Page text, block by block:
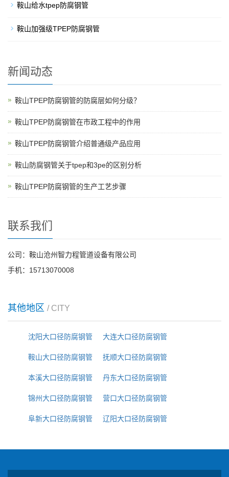
鞍山给水tpep防腐钢管
鞍山加强级TPEP防腐钢管
新闻动态
鞍山TPEP防腐钢管的防腐层如何分级？
鞍山TPEP防腐钢管在市政工程中的作用
鞍山TPEP防腐钢管介绍普通级产品应用
鞍山防腐钢管关于tpep和3pe的区别分析
鞍山TPEP防腐钢管的生产工艺步骤
联系我们
公司：鞍山沧州智力程管道设备有限公司
手机：15713070008
其他地区 / CITY
沈阳大口径防腐钢管 大连大口径防腐钢管
鞍山大口径防腐钢管 抚顺大口径防腐钢管
本溪大口径防腐钢管 丹东大口径防腐钢管
锦州大口径防腐钢管 营口大口径防腐钢管
阜新大口径防腐钢管 辽阳大口径防腐钢管